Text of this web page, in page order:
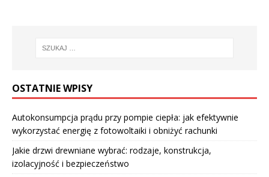
OSTATNIE WPISY
Autokonsumpcja prądu przy pompie ciepła: jak efektywnie
wykorzystać energię z fotowoltaiki i obniżyć rachunki
Jakie drzwi drewniane wybrać: rodzaje, konstrukcja,
izolacyjność i bezpieczeństwo